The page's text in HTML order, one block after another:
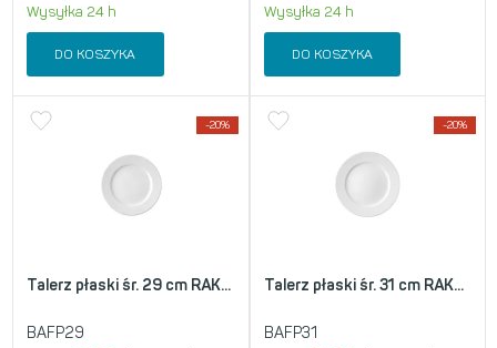
Wysyłka 24 h
DO KOSZYKA
Wysyłka 24 h
DO KOSZYKA
-20%
Talerz płaski śr. 29 cm RAK...
BAFP29
-20%
Talerz płaski śr. 31 cm RAK...
BAFP31